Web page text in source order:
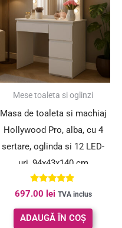
Mese toaleta si oglinzi
Masa de toaleta si machiaj
Hollywood Pro, alba, cu 4
sertare, oglinda si 12 LED-
uri, 94x43x140 cm
Evaluat la
4.77
din 5
697.00 lei TVA inclus
ADAUGĂ ÎN COȘ